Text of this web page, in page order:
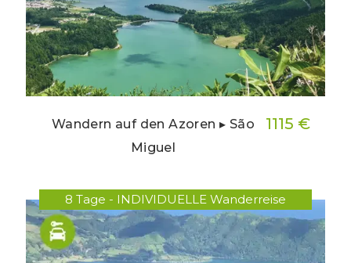
Wandern auf den Azoren ▸ São
Miguel
1115 €
8 Tage - INDIVIDUELLE Wanderreise